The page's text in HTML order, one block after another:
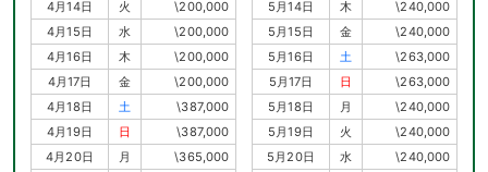
4月14日
火
\200,000
4月15日
水
\200,000
4月16日
木
\200,000
4月17日
金
\200,000
4月18日
土
\387,000
4月19日
日
\387,000
4月20日
月
\365,000
5月14日
木
\240,000
5月15日
金
\240,000
5月16日
土
\263,000
5月17日
日
\263,000
5月18日
月
\240,000
5月19日
火
\240,000
5月20日
水
\240,000